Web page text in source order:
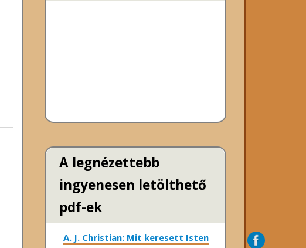
A legnézettebb
ingyenesen letölthető
pdf-ek
A. J. Christian: Mit keresett Isten